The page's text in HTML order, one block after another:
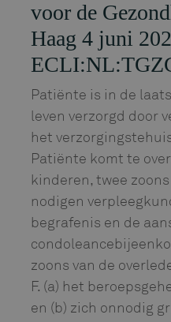
voor de
Haag 4 juni
Patiënte is in de
leven verzorgd door
het
Patiënte komt te
kinderen, twee
nodigen
begrafenis en de
zoons van de
F. (a) het
en (b) zich onnodig